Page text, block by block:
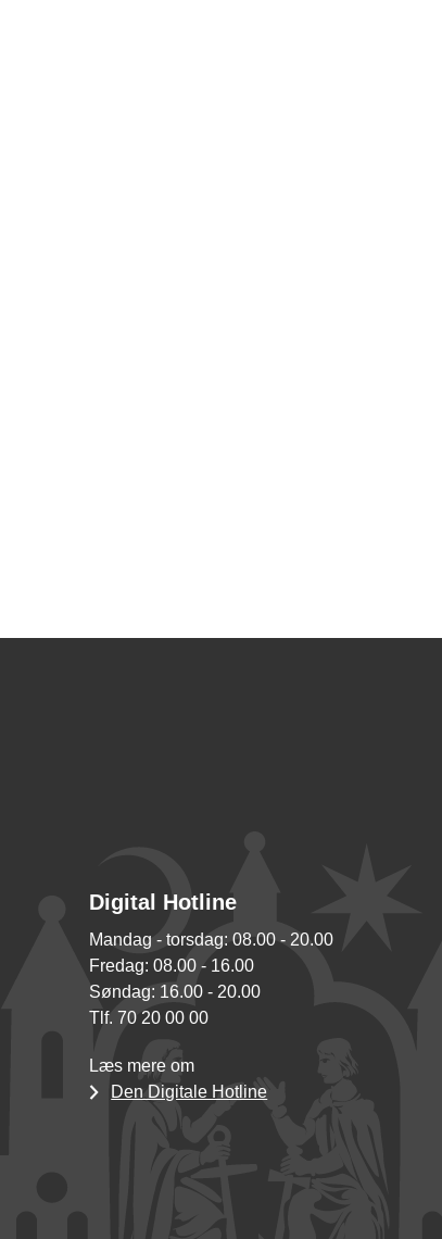
Digital Hotline
Mandag - torsdag: 08.00 - 20.00
Fredag: 08.00 - 16.00
Søndag: 16.00 - 20.00
Tlf. 70 20 00 00
Læs mere om
Den Digitale Hotline